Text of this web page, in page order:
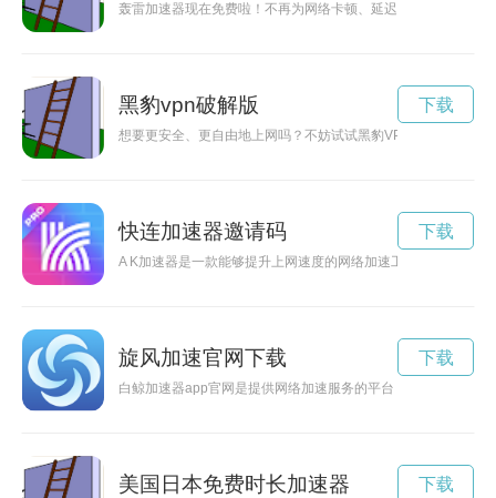
轰雷加速器现在免费啦！不再为网络卡顿、延迟而烦恼，让您
黑豹vpn破解版
想要更安全、更自由地上网吗？不妨试试黑豹VP吧！现在你可
下载
快连加速器邀请码
A K加速器是一款能够提升上网速度的网络加速工具，通过优化
下载
旋风加速官网下载
白鲸加速器app官网是提供网络加速服务的平台，用户可在官
下载
美国日本免费时长加速器 下载